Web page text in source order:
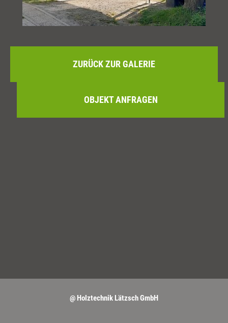
ZURÜCK ZUR GALERIE
OBJEKT ANFRAGEN
@ Holztechnik Lätzsch GmbH